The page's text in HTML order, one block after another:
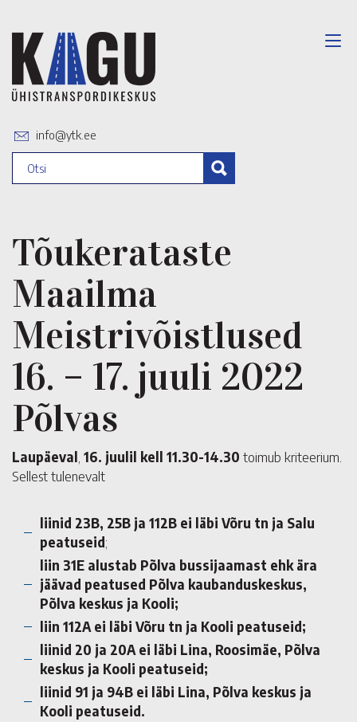
info@ytk.ee
Tõukerataste
Maailma
Meistrivõistlused
16. – 17. juuli 2022
Põlvas
Laupäeval 16. juulil kell 11.30-14.30 toimub kriteerium.
Sellest tulenevalt
liinid 23B, 25B ja 112B ei läbi Võru tn ja Salu
peatuseid;
liin 31E alustab Põlva bussijaamast ehk ära
jäävad peatused Põlva kaubanduskeskus,
Põlva keskus ja Kooli;
liin 112A ei läbi Võru tn ja Kooli peatuseid;
liinid 20 ja 20A ei läbi Lina, Roosimäe, Põlva
keskus ja Kooli peatuseid;
liinid 91 ja 94B ei läbi Lina, Põlva keskus ja
Kooli peatuseid.